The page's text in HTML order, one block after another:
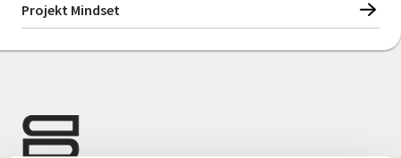
Nyheter
Lyssna
Projekt Mindset